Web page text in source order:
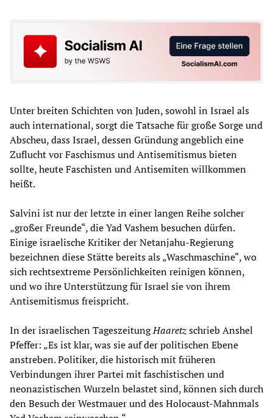
Unter breiten Schichten von Juden, sowohl in Israel als
auch international, sorgt die Tatsache für große Sorge und
Abscheu, dass Israel, dessen Gründung angeblich eine
Zuflucht vor Faschismus und Antisemitismus bieten
sollte, heute Faschisten und Antisemiten willkommen
heißt.
Salvini ist nur der letzte in einer langen Reihe solcher
„großer Freunde“, die Yad Vashem besuchen dürfen.
Einige israelische Kritiker der Netanjahu-Regierung
bezeichnen diese Stätte bereits als „Waschmaschine“, wo
sich rechtsextreme Persönlichkeiten reinigen können,
und wo ihre Unterstützung für Israel sie von ihrem
Antisemitismus freispricht.
In der israelischen TageszeitungHaaretzschrieb Anshel
Pfeffer: „Es ist klar, was sie auf der politischen Ebene
anstreben. Politiker, die historisch mit früheren
Verbindungen ihrer Partei mit faschistischen und
neonazistischen Wurzeln belastet sind, können sich durch
den Besuch der Westmauer und des Holocaust-Mahnmals